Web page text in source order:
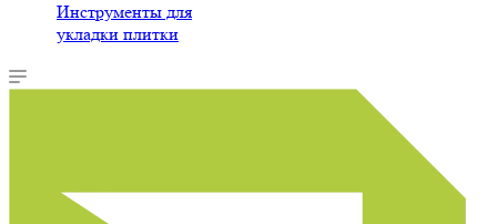
Инструменты для
укладки плитки